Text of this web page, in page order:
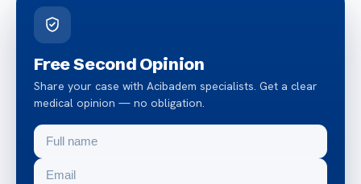
Free Second Opinion
Share your case with Acibadem specialists. Get a clear
medical opinion — no obligation.